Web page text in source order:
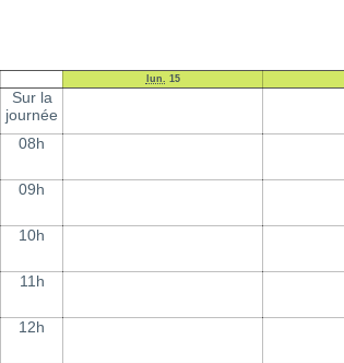
lun. 15
Sur la
journée
08h
09h
10h
11h
12h